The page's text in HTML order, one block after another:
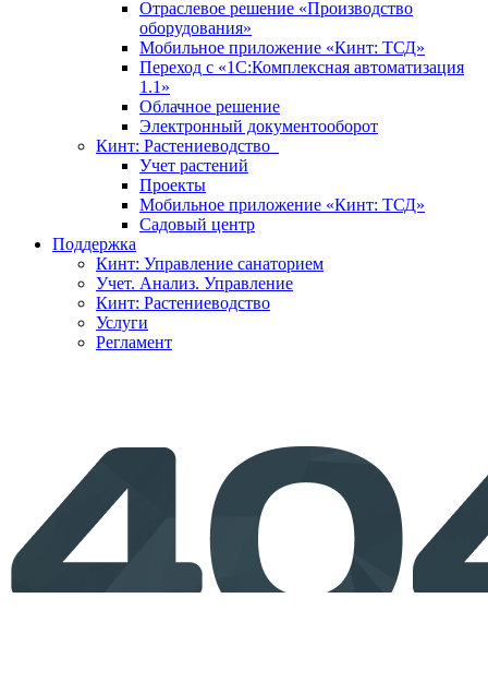
Отраслевое решение «Производство
оборудования»
Мобильное приложение «Кинт: ТСД»
Переход с «1С:Комплексная автоматизация
1.1»
Облачное решение
Электронный документооборот
Кинт: Растениеводство
Учет растений
Проекты
Мобильное приложение «Кинт: ТСД»
Садовый центр
Поддержка
Кинт: Управление санаторием
Учет. Анализ. Управление
Кинт: Растениеводство
Услуги
Регламент